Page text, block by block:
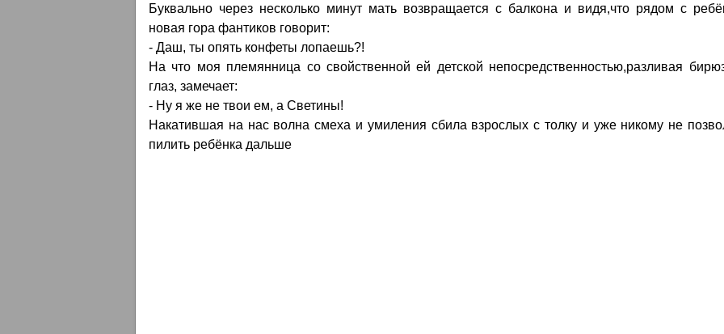
Буквально через несколько минут мать возвращается с балкона и видя,что рядом с
новая гора фантиков говорит:
- Даш, ты опять конфеты лопаешь?!
На что моя племянница со свойственной ей детской непосредственностью,разливая
глаз, замечает:
- Ну я же не твои ем, а Светины!
Накатившая на нас волна смеха и умиления сбила взрослых с толку и уже никому не
пилить ребёнка дальше